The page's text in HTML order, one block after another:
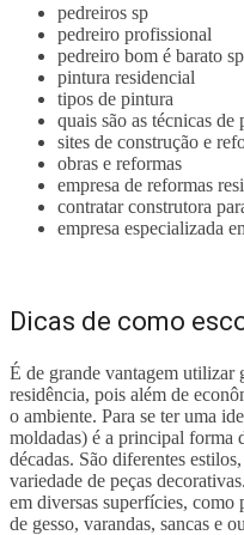
pedreiros sp
pedreiro profissional
pedreiro bom é barato sp
pintura residencial
tipos de pintura
quais são as técnicas de
sites de construção e
obras e reformas
empresa de reformas
contratar construtora
empresa especializada
Dicas de como
É de grande vantagem utilizar
residência, pois além de
o ambiente. Para se ter uma
moldadas) é a principal forma
décadas. São diferentes
variedade de peças
em diversas superfícies, como
de gesso, varandas, sancas e